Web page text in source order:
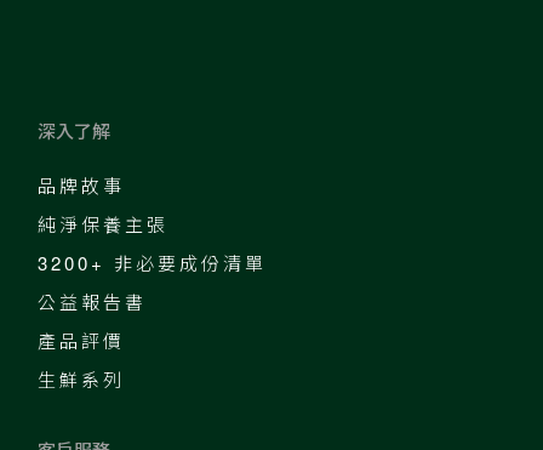
深入了解
品牌故事
純淨保養主張
3200+ 非必要成份清單
公益報告書
產品評價
生鮮系列